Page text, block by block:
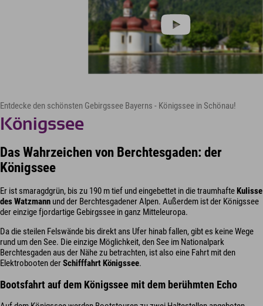
Entdecke den schönsten Gebirgssee Bayerns - Königssee in Schönau!
Königssee
Das Wahrzeichen von Berchtesgaden: der
Königssee
Er ist smaragdgrün, bis zu 190 m tief und eingebettet in die traumhafteKulisse
des Watzmann und der Berchtesgadener Alpen. Außerdem ist der Königssee
der einzige fjordartige Gebirgssee in ganz Mitteleuropa.
Da die steilen Felswände bis direkt ans Ufer hinab fallen, gibt es keine Wege
rund um den See. Die einzige Möglichkeit, den See im Nationalpark
Berchtesgaden aus der Nähe zu betrachten, ist also eine Fahrt mit den
Elektrobooten derSchifffahrt Königssee.
Bootsfahrt auf dem Königssee mit dem berühmten Echo